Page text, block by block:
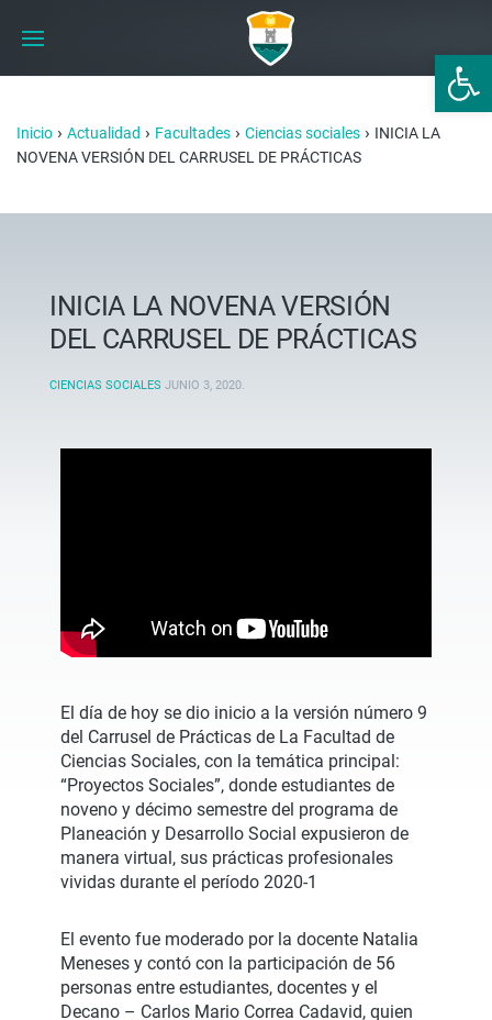
Abrir
Inicio › Actualidad › Facultades › Ciencias sociales › INICIA LA
NOVENA VERSIÓN DEL CARRUSEL DE PRÁCTICAS
INICIA LA NOVENA VERSIÓN
DEL CARRUSEL DE PRÁCTICAS
CIENCIAS SOCIALES JUNIO 3, 2020.
El día de hoy se dio inicio a la versión número 9
del Carrusel de Prácticas de La Facultad de
Ciencias Sociales, con la temática principal:
“Proyectos Sociales”, donde estudiantes de
noveno y décimo semestre del programa de
Planeación y Desarrollo Social expusieron de
manera virtual, sus prácticas profesionales
vividas durante el período 2020-1
El evento fue moderado por la docente Natalia
Meneses y contó con la participación de 56
personas entre estudiantes, docentes y el
Decano – Carlos Mario Correa Cadavid, quien